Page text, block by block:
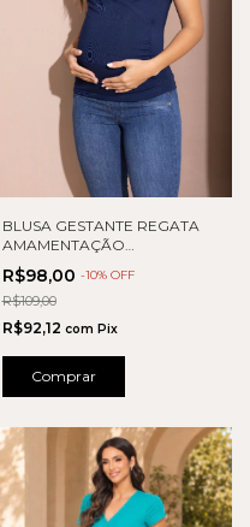
BLUSA GESTANTE REGATA
AMAMENTAÇÃO
VISCOLYCRA
R$98,00 -10% OFF
R$109,00
R$92,12 com Pix
Comprar